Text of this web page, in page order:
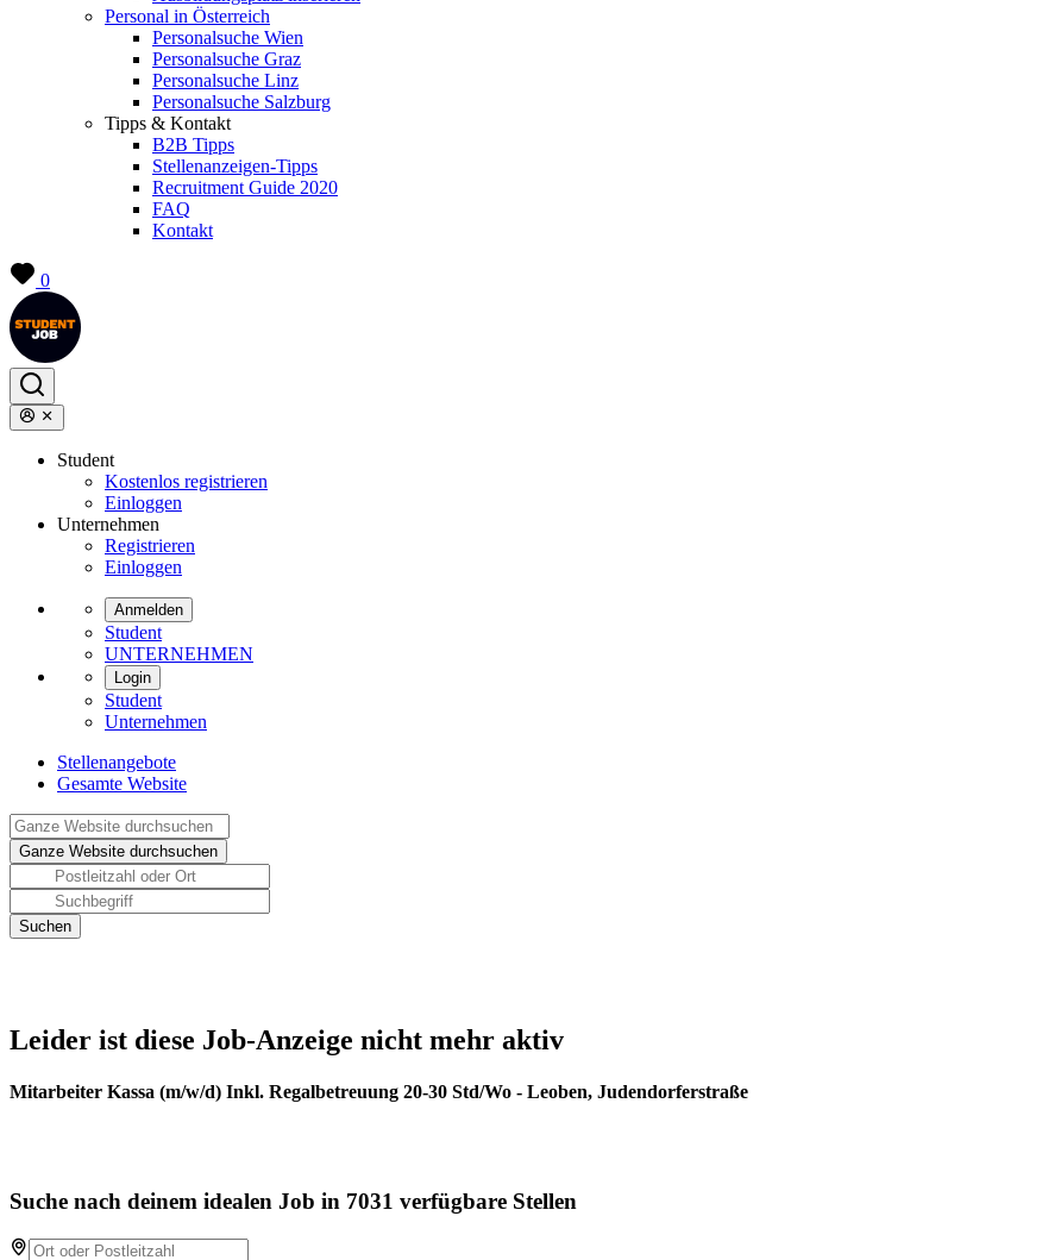
Personal in Österreich
Personalsuche Wien
Personalsuche Graz
Personalsuche Linz
Personalsuche Salzburg
Tipps & Kontakt
B2B Tipps
Stellenanzeigen-Tipps
Recruitment Guide 2020
FAQ
Kontakt
0
Student
Kostenlos registrieren
Einloggen
Unternehmen
Registrieren
Einloggen
Anmelden
Student
UNTERNEHMEN
Login
Student
Unternehmen
Stellenangebote
Gesamte Website
Leider ist diese Job-Anzeige nicht mehr aktiv
Mitarbeiter Kassa (m/w/d) Inkl. Regalbetreuung 20-30 Std/Wo - Leoben, Judendorferstraße
Suche nach deinem idealen Job in 7031 verfügbare Stellen